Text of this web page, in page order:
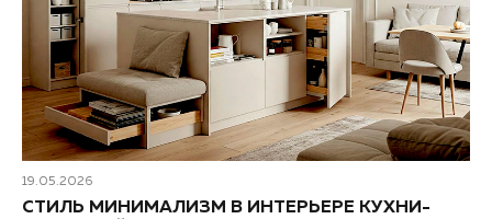
19.05.2026
СТИЛЬ МИНИМАЛИЗМ В ИНТЕРЬЕРЕ КУХНИ-